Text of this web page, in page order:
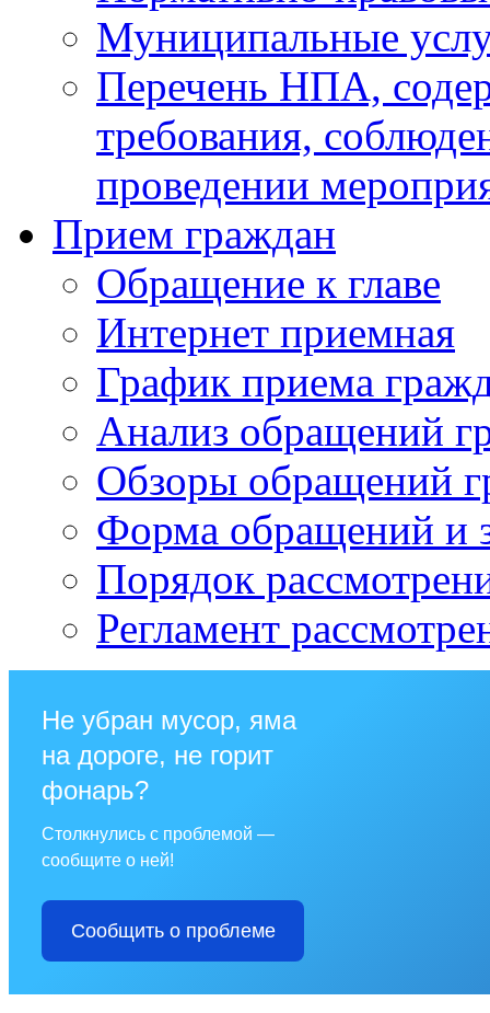
Муниципальные
Перечень НПА,
требования,
проведении
Прием граждан
Обращение к главе
Интернет приемная
График приема
Анализ обращений
Обзоры обращений
Форма обращений и
Порядок
Регламент
Не убран мусор, яма
на дороге, не горит
фонарь?
Столкнулись с проблемой —
сообщите о ней!
Сообщить о проблеме